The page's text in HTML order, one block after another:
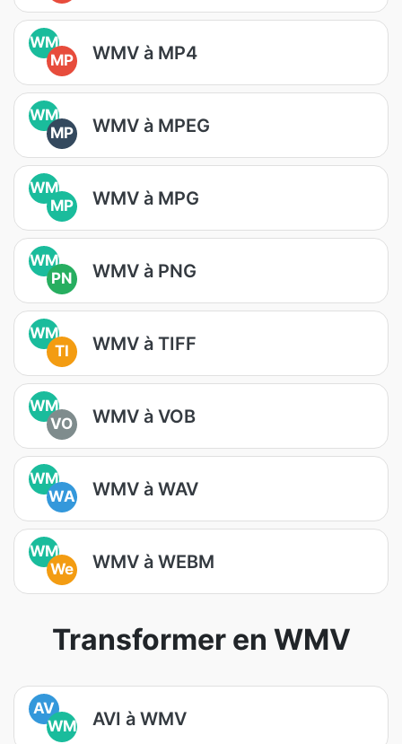
WM
MP
WMV à MP4
WM
MP
WMV à MPEG
WM
MP
WMV à MPG
WM
PN
WMV à PNG
WM
TI
WMV à TIFF
WM
VO
WMV à VOB
WM
WA
WMV à WAV
WM
We
WMV à WEBM
Transformer en WMV
AV
WM
AVI à WMV